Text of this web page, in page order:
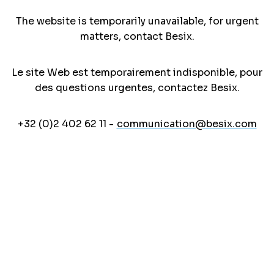
The website is temporarily unavailable, for urgent
matters, contact Besix.
Le site Web est temporairement indisponible, pour
des questions urgentes, contactez Besix.
+32 (0)2 402 62 11 - communication@besix.com